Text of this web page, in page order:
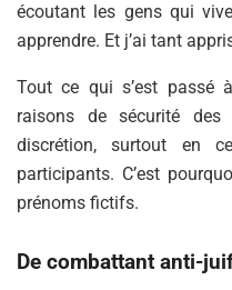
écoutant les gens qui
apprendre. Et j’ai tant
Tout ce qui s’est passé
raisons de sécurité
discrétion, surtout en
participants. C’est
prénoms fictifs.
De combattant anti-